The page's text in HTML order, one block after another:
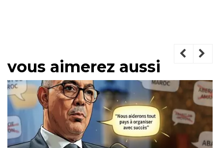
vous aimerez aussi